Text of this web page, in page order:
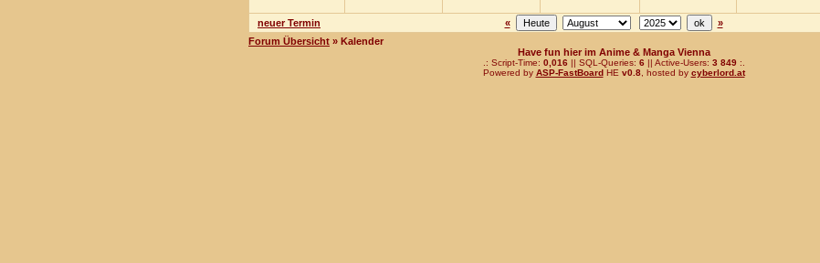
neuer Termin «
»
Forum Übersicht » Kalender
Have fun hier im Anime & Manga Vienna
.: Script-Time: 0,016|| SQL-Queries: 6|| Active-Users: 3 849:.
Powered by ASP-FastBoardHE v0.8, hosted by cyberlord.at